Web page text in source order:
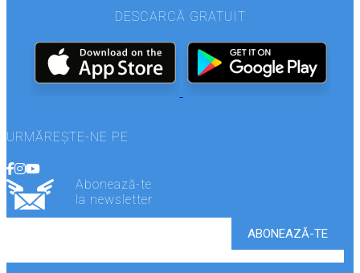
DESCARCĂ GRATUIT
URMĂREȘTE-NE PE
Abonează-te
la newsletter